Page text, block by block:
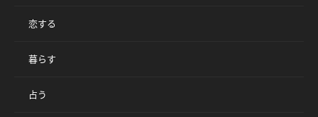
恋する
暮らす
占う